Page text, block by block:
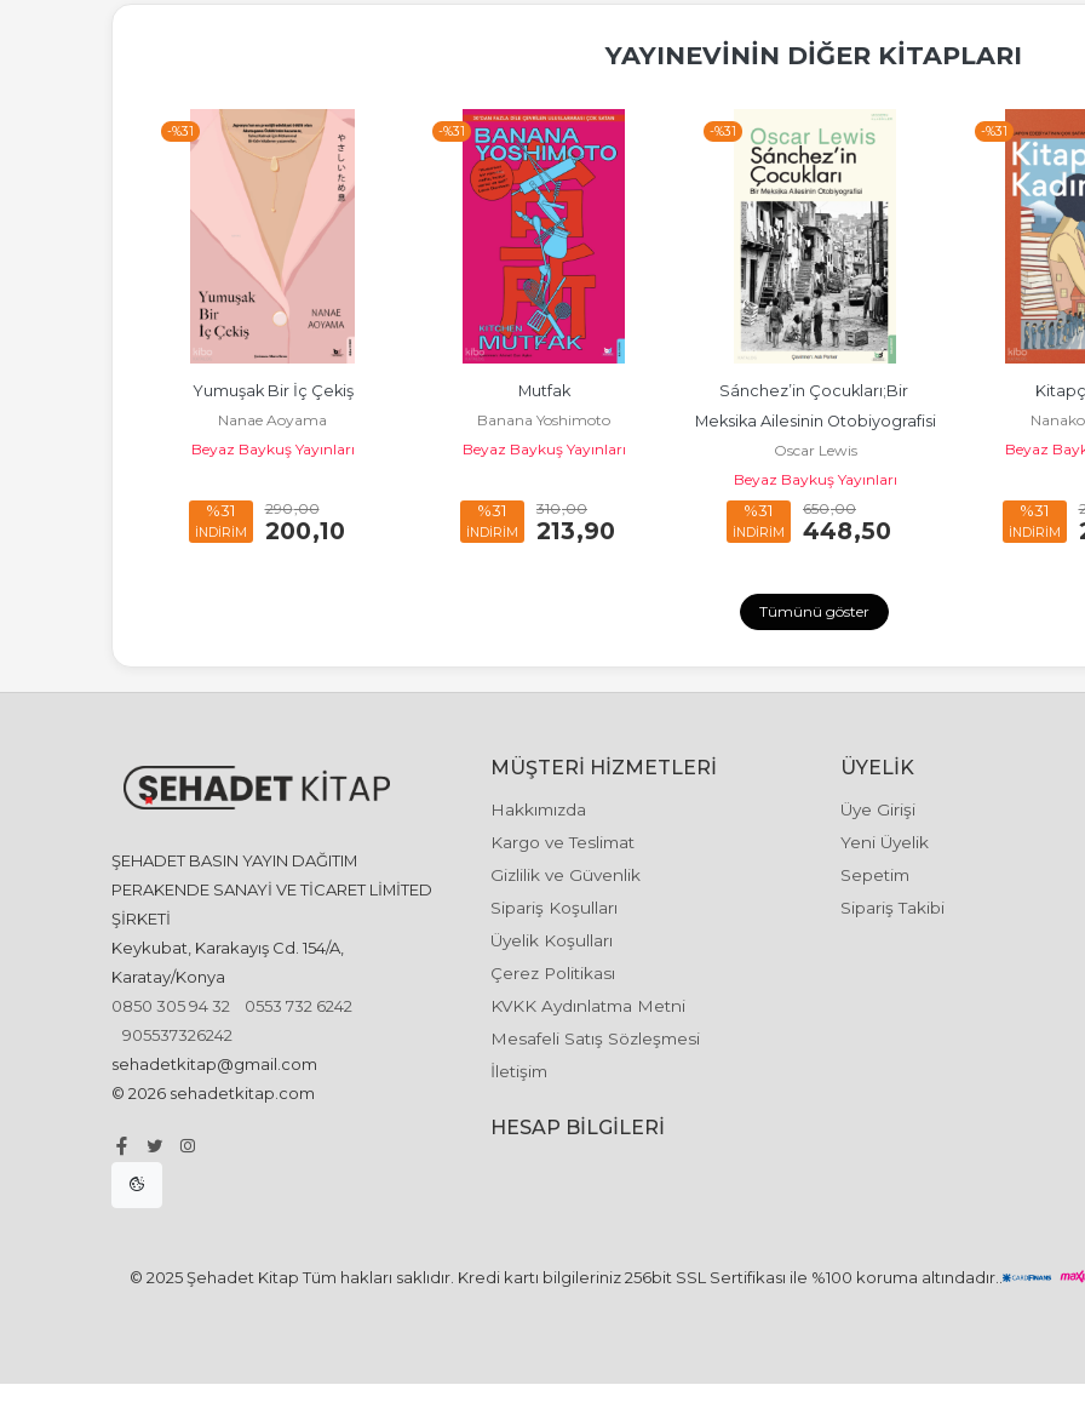
YAYINEVININ DIĞER KITAPLARI
-%31
Yumuşak Bir İç Çekiş
Nanae Aoyama
Beyaz Baykuş Yayınları
%31
İNDİRİM
290,00
200,10
-%31
Mutfak
Banana Yoshimoto
Beyaz Baykuş Yayınları
%31
İNDİRİM
310,00
213,90
-%31
Sánchez’in Çocukları;Bir
Meksika Ailesinin Otobiyografisi
Oscar Lewis
Beyaz Baykuş Yayınları
%31
İNDİRİM
650,00
448,50
-%31
Beyaz
%31
İNDİRİM
Tümünü göster
ŞEHADET BASIN YAYIN DAĞITIM
PERAKENDE SANAYİ VE TİCARET LİMİTED
ŞİRKETİ
Keykubat, Karakayış Cd. 154/A,
Karatay/Konya
0850 305 94 32
0553 732 6242
905537326242
sehadetkitap@gmail.com
© 2026 sehadetkitap.com
MÜŞTERI HIZMETLERI
Hakkımızda
Kargo ve Teslimat
Gizlilik ve Güvenlik
Sipariş Koşulları
Üyelik Koşulları
Çerez Politikası
KVKK Aydınlatma Metni
Mesafeli Satış Sözleşmesi
İletişim
ÜYELIK
Üye Girişi
Yeni Üyelik
Sepetim
Sipariş Takibi
HESAP BILGILERI
© 2025 Şehadet Kitap Tüm hakları saklıdır. Kredi kartı bilgileriniz 256bit SSL Sertifikası ile %100 koruma altındadır..